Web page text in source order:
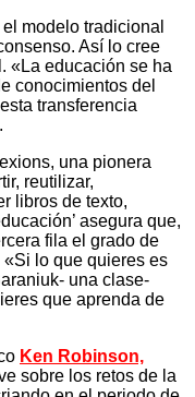
modelo tradicional
Así lo cree
«La educación se ha
conocimientos del
transferencia
una pionera
reutilizar,
libros de texto,
asegura que,
fila el grado de
lo que quieres es
una clase-
que aprenda de
Ken Robinson,
sobre los retos de la